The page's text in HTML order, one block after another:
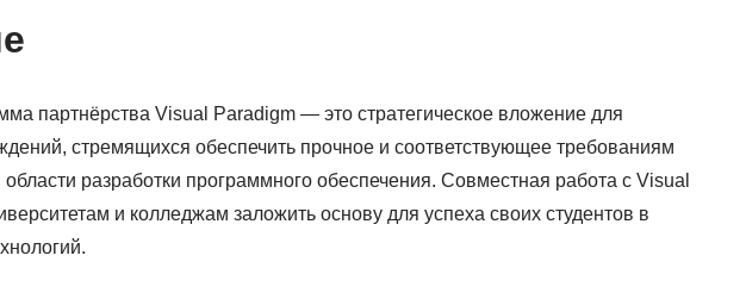
партнёрства Visual Paradigm — это стратегическое вложение для
стремящихся обеспечить прочное и соответствующее требованиям
разработки программного обеспечения. Совместная работа с Visual
и колледжам заложить основу для успеха своих студентов в